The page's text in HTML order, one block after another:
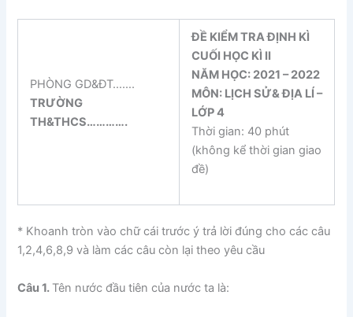
PHÒNG GD&ĐT…….
TRƯỜNG
TH&THCS………….
ĐỀ KIỂM TRA ĐỊNH KÌ
CUỐI HỌC KÌ II
NĂM HỌC: 2021 – 2022
MÔN: LỊCH SỬ& ĐỊA LÍ –
LỚP 4
Thời gian: 40 phút
(không kể thời gian giao
đề)
* Khoanh tròn vào chữ cái trước ý trả lời đúng cho các câu
1,2,4,6,8,9 và làm các câu còn lại theo yêu cầu
Câu 1. Tên nước đầu tiên của nước ta là: